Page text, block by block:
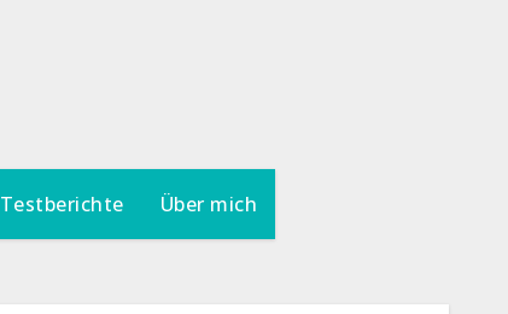
Testberichte Über mich